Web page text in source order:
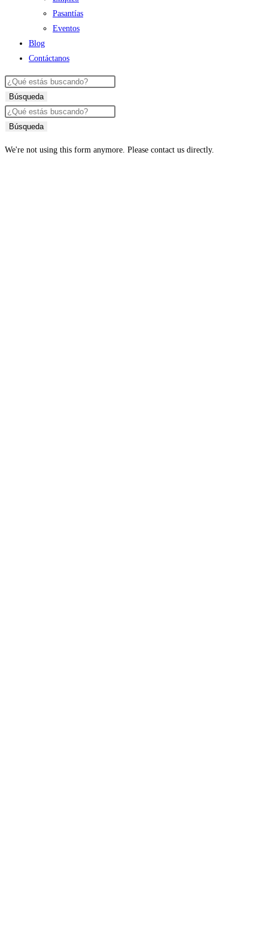
Pasantías
Eventos
Blog
Contáctanos
Búsqueda
Búsqueda
We're not using this form anymore. Please contact us directly.